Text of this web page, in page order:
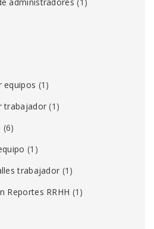
equipos (1)
trabajador (1)
(6)
(1)
trabajador (1)
Reportes RRHH (1)